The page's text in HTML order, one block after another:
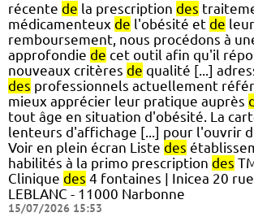
récente de la prescription des
médicamenteux de l'obésité et de leur
remboursement, nous procédons à
approfondie de cet outil afin qu'il
nouveaux critères de qualité [...]
des professionnels actuellement
mieux apprécier leur pratique auprès
tout âge en situation d'obésité. La
lenteurs d'affichage [...] pour l'ouvrir
Voir en plein écran Liste des
habilités à la primo prescription des
Clinique des 4 fontaines | Inicea 20
LEBLANC - 11000 Narbonne
15/07/2026 15:53